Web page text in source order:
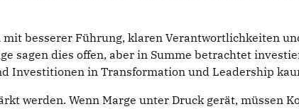
besserer Führung, klaren Verantwortlichkeiten
sagen dies offen, aber in Summe betrachtet
Investitionen in Transformation und Leadership
werden. Wenn Marge unter Druck gerät, müssen